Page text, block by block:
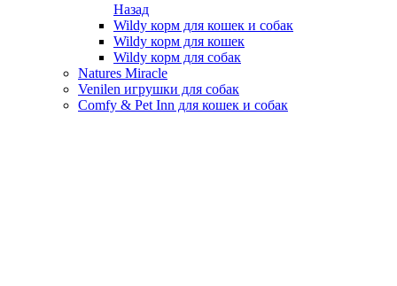
Назад
Wildy корм для кошек и собак
Wildy корм для кошек
Wildy корм для собак
Natures Miracle
Venilen игрушки для собак
Comfy & Pet Inn для кошек и собак